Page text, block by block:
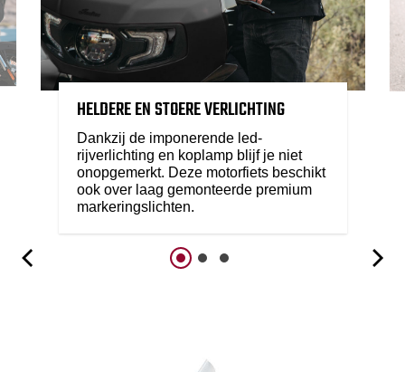
HELDERE EN STOERE VERLICHTING
Dankzij de imponerende led-
rijverlichting en koplamp blijf je niet
onopgemerkt. Deze motorfiets beschikt
ook over laag gemonteerde premium
markeringslichten.